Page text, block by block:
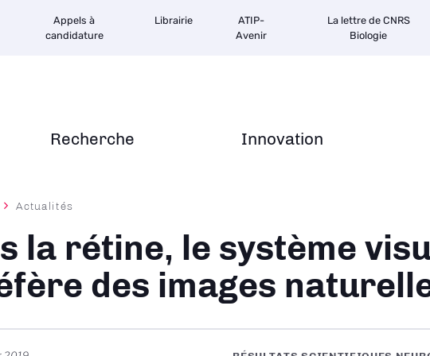
Recherche Innovation
Appels à
candidature
Librairie
ATIP-
Avenir
La lettre de CNRS
Biologie
Actualités
la rétine, le système
des images